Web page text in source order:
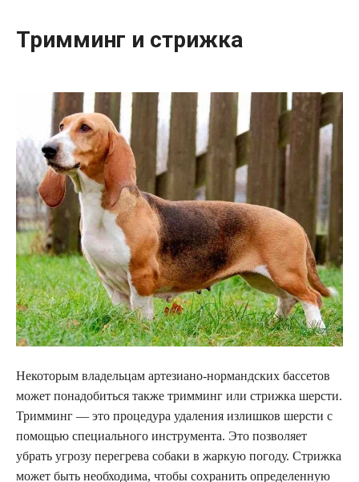
Тримминг и стрижка
Некоторым владельцам артезиано-нормандских бассетов
может понадобиться также тримминг или стрижка шерсти.
Тримминг — это процедура удаления излишков шерсти с
помощью специального инструмента. Это позволяет
убрать угрозу перегрева собаки в жаркую погоду. Стрижка
может быть необходима, чтобы сохранить определенную